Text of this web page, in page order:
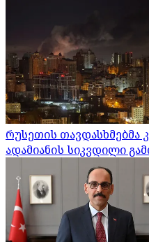
რუსეთის თავდასხმებმა
ადამიანის სიკვდილი